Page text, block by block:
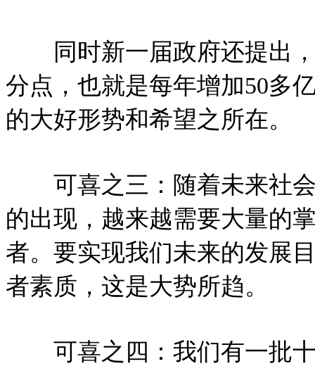
同时新一届政府还提出，
分点，也就是每年增加50多
的大好形势和希望之所在。
可喜之三：随着未来社会
的出现，越来越需要大量的
者。要实现我们未来的发展
者素质，这是大势所趋。
可喜之四：我们有一批十